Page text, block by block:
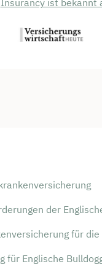
Insurancy ist bekannt
der
für die
für Englische
mit Jonas
von 8 bis 18 Uhr